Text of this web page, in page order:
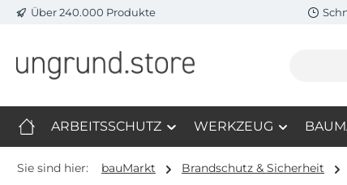
Hauptinhalt springen
Zur Suche springen
Zur Hauptnavigation springen
Über 240.000 Produkte
ARBEITSSCHUTZ WERKZEUG
Sie sind hier: bauMarkt Brandschutz & Sicherheit